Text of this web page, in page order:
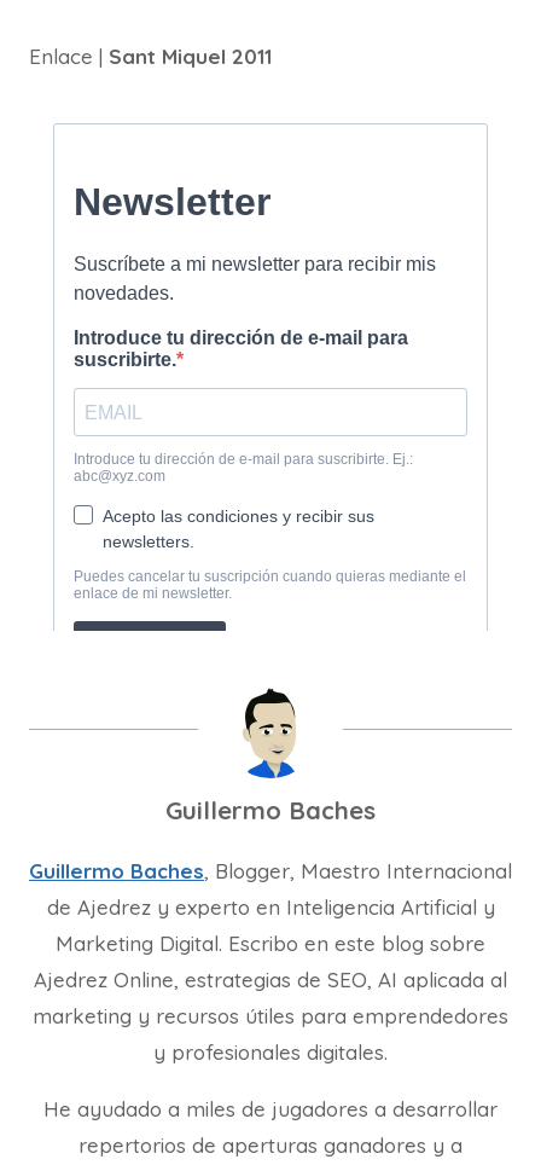
Enlace | Sant Miquel 2011
Guillermo Baches
Guillermo Baches, Blogger, Maestro Internacional
de Ajedrez y experto en Inteligencia Artificial y
Marketing Digital. Escribo en este blog sobre
Ajedrez Online, estrategias de SEO, AI aplicada al
marketing y recursos útiles para emprendedores
y profesionales digitales.
He ayudado a miles de jugadores a desarrollar
repertorios de aperturas ganadores y a